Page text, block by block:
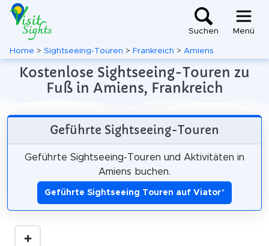
Suchen Menü
Home > Sightseeing-Touren > Frankreich > Amiens
Kostenlose Sightseeing-Touren zu
Fuß in Amiens, Frankreich
Geführte Sightseeing-Touren
Geführte Sightseeing-Touren und Aktivitäten in
Amiens buchen.
Geführte Sightseeing Touren auf Viator*